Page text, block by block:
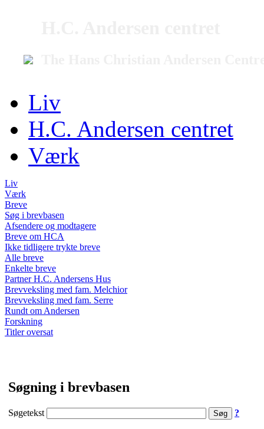
Liv
H.C. Andersen centret
Værk
Liv
Værk
Breve
Søg i brevbasen
Afsendere og modtagere
Breve om HCA
Ikke tidligere trykte breve
Alle breve
Enkelte breve
Partner H.C. Andersens Hus
Brevveksling med fam. Melchior
Brevveksling med fam. Serre
Rundt om Andersen
Forskning
Titler oversat
Søgning i brevbasen
Søgetekst ?